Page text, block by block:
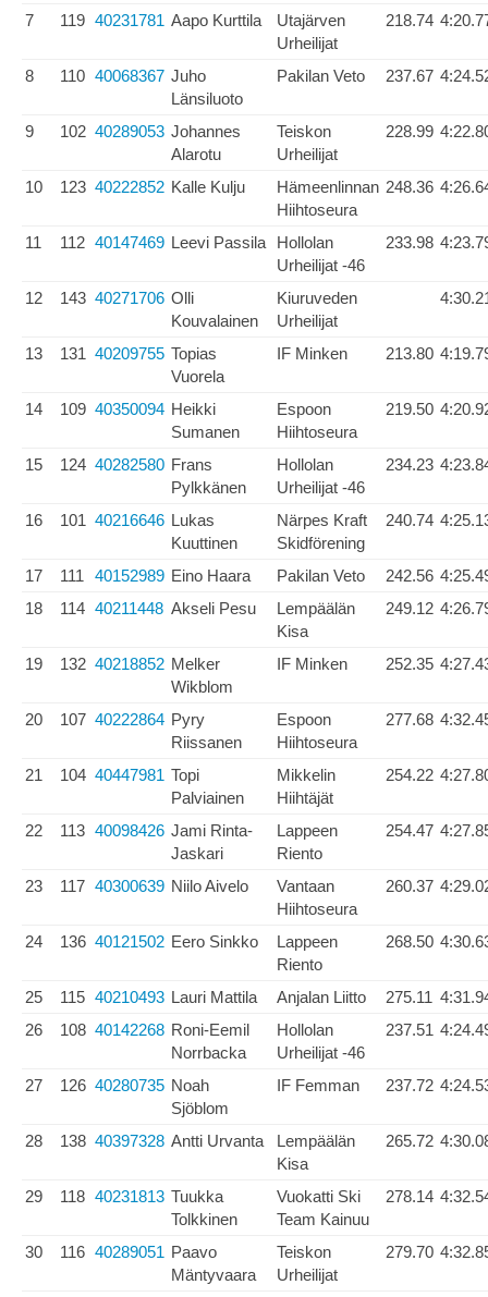
7 119 40231781 Aapo Kurttila
Utajärven
Urheilijat
218.74
8 110 40068367 Juho
Länsiluoto
Pakilan Veto 237.67
9 102 40289053 Johannes
Alarotu
Teiskon
Urheilijat
228.99
10 123 40222852 Kalle Kulju
Hämeenlinnan
Hiihtoseura
248.36
11 112 40147469 Leevi Passila
Hollolan
Urheilijat -46
233.98
12 143 40271706 Olli
Kouvalainen
Kiuruveden
Urheilijat
13 131 40209755 Topias
Vuorela
IF Minken 213.80
14 109 40350094 Heikki
Sumanen
Espoon
Hiihtoseura
219.50
15 124 40282580 Frans
Pylkkänen
Hollolan
Urheilijat -46
234.23
16 101 40216646 Lukas
Kuuttinen
Närpes Kraft
Skidförening
240.74
17 111 40152989 Eino Haara Pakilan Veto 242.56
18
114 40211448 Akseli Pesu
Lempäälän
Kisa
249.12
19 132 40218852 Melker
Wikblom
IF Minken 252.35
20 107 40222864 Pyry
Riissanen
Espoon
Hiihtoseura
277.68
21 104 40447981 Topi
Palviainen
Mikkelin
Hiihtäjät
254.22
22 113 40098426 Jami Rinta-
Jaskari
Lappeen
Riento
254.47
23 117 40300639 Niilo Aivelo
Vantaan
Hiihtoseura
260.37
24 136 40121502 Eero Sinkko
Lappeen
Riento
268.50
25 115 40210493 Lauri Mattila Anjalan Liitto 275.11
26
108 40142268 Roni-Eemil
Norrbacka
Hollolan
Urheilijat -46
237.51
27 126 40280735 Noah
Sjöblom
IF Femman 237.72
28 138 40397328 Antti Urvanta
Lempäälän
Kisa
265.72
29 118 40231813 Tuukka
Tolkkinen
Vuokatti Ski
Team Kainuu
278.14
30 116 40289051 Paavo
Mäntyvaara
Teiskon
Urheilijat
279.70